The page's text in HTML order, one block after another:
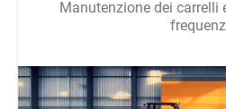
Manutenzione dei carrelli